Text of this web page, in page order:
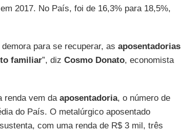
2017. No País, foi de 16,3% para 18,5%,
para se recuperar, as aposentadorias
familiar”, diz Cosmo Donato, economista
renda vem da aposentadoria, o número de
do País. O metalúrgico aposentado
com uma renda de R$ 3 mil, três